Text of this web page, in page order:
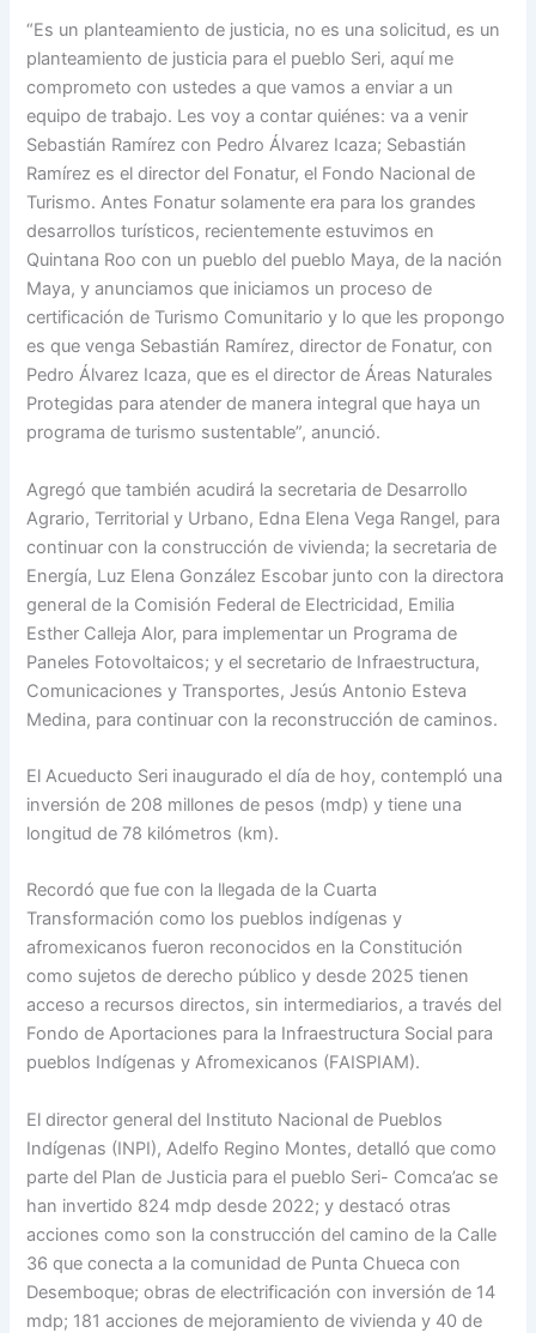
“Es un planteamiento de justicia, no es una solicitud, es un
planteamiento de justicia para el pueblo Seri, aquí me
comprometo con ustedes a que vamos a enviar a un
equipo de trabajo. Les voy a contar quiénes: va a venir
Sebastián Ramírez con Pedro Álvarez Icaza; Sebastián
Ramírez es el director del Fonatur, el Fondo Nacional de
Turismo. Antes Fonatur solamente era para los grandes
desarrollos turísticos, recientemente estuvimos en
Quintana Roo con un pueblo del pueblo Maya, de la nación
Maya, y anunciamos que iniciamos un proceso de
certificación de Turismo Comunitario y lo que les propongo
es que venga Sebastián Ramírez, director de Fonatur, con
Pedro Álvarez Icaza, que es el director de Áreas Naturales
Protegidas para atender de manera integral que haya un
programa de turismo sustentable”, anunció.
Agregó que también acudirá la secretaria de Desarrollo
Agrario, Territorial y Urbano, Edna Elena Vega Rangel, para
continuar con la construcción de vivienda; la secretaria de
Energía, Luz Elena González Escobar junto con la directora
general de la Comisión Federal de Electricidad, Emilia
Esther Calleja Alor, para implementar un Programa de
Paneles Fotovoltaicos; y el secretario de Infraestructura,
Comunicaciones y Transportes, Jesús Antonio Esteva
Medina, para continuar con la reconstrucción de caminos.
El Acueducto Seri inaugurado el día de hoy, contempló una
inversión de 208 millones de pesos (mdp) y tiene una
longitud de 78 kilómetros (km).
Recordó que fue con la llegada de la Cuarta
Transformación como los pueblos indígenas y
afromexicanos fueron reconocidos en la Constitución
como sujetos de derecho público y desde 2025 tienen
acceso a recursos directos, sin intermediarios, a través del
Fondo de Aportaciones para la Infraestructura Social para
pueblos Indígenas y Afromexicanos (FAISPIAM).
El director general del Instituto Nacional de Pueblos
Indígenas (INPI), Adelfo Regino Montes, detalló que como
parte del Plan de Justicia para el pueblo Seri- Comca’ac se
han invertido 824 mdp desde 2022; y destacó otras
acciones como son la construcción del camino de la Calle
36 que conecta a la comunidad de Punta Chueca con
Desemboque; obras de electrificación con inversión de 14
mdp; 181 acciones de mejoramiento de vivienda y 40 de